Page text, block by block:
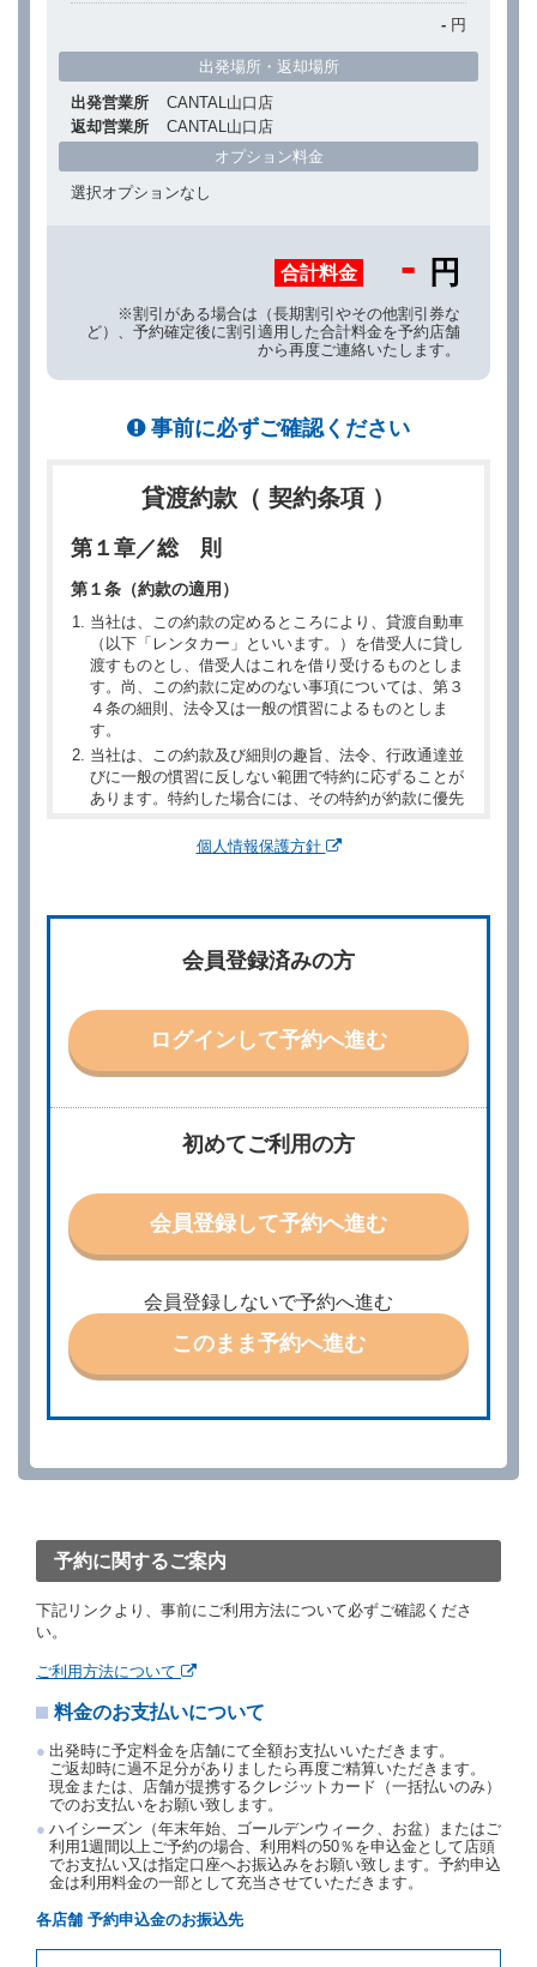
- 円
出発場所・返却場所
出発営業所
CANTAL山口店
返却営業所
CANTAL山口店
オプション料金
選択オプションなし
合計料金 - 円
※割引がある場合は（長期割引やその他割引券な
ど）、予約確定後に割引適用した合計料金を予約店舗
から再度ご連絡いたします。
事前に必ずご確認ください
貸渡約款（ 契約条項 ）
第１章／総 則
第１条（約款の適用）
当社は、この約款の定めるところにより、貸渡自動車
（以下「レンタカー」といいます。）を借受人に貸し
渡すものとし、借受人はこれを借り受けるものとしま
す。尚、この約款に定めのない事項については、第３
４条の細則、法令又は一般の慣習によるものとしま
す。
当社は、この約款及び細則の趣旨、法令、行政通達並
びに一般の慣習に反しない範囲で特約に応ずることが
あります。特約した場合には、その特約が約款に優先
別に定める料金表等に同意のうえ、別に定める方法に
他の借受条件（以下「借受条件」といいます。）を明
示して予約の申込みを行うことができます。なお、当
社は、電話連絡並びに電子メールによる予約に応じま
責任を負わないものとします。
当社は、借受人から予約の申込みがあったときは、原
則として、当社の保有するレンタカーの範囲内で予約
特に認める場合を除き、別に定める予約申込金を支払
うものとします。
第３条（予約の変更）
借受人は、前条第１項の借受条件を変更しようとする
ときは、あらかじめ当社の承諾を受けなければならな
いものとします。
第４条（予約の取消し等）
ができます。
を１時間以上経過してもレンタカー貸渡契約（以下
約取消手数料を当社に支払うものとし、当社は、この
予約取消手数料の支払いがあったときは、受領済の予
約申込金を借受人に返還するものとします。
当社の都合により、予約が取り消されたとき、又は貸
約申込金を返還するものとします。
若しくは当社のいずれの責にもよらない事由により貸
たものとします。この場合、当社は受領済の予約申込
金を返還するものとします。
第５条（代替レンタカー）
当社は、借受人から予約のあった車種クラスのレンタ
カーを貸し渡すことができないときは、予約と異なる
車種クラスのレンタカー（以下「代替レンタカー」と
いいます。）の貸渡しを申し入れることができるもの
とします。
個人情報保護方針
初めてご利用の方
会員登録して予約へ進む
会員登録しないで予約へ進む
このまま予約へ進む
会員登録済みの方
ログインして予約へ進む
予約に関するご案内
下記リンクより、事前にご利用方法について必ずご確認くださ
い。
ご利用方法について
料金のお支払いについて
出発時に予定料金を店舗にて全額お支払いいただきます。
ご返却時に過不足分がありましたら再度ご精算いただきます。
現金または、店舗が提携するクレジットカード（一括払いのみ）
でのお支払いをお願い致します。
ハイシーズン（年末年始、ゴールデンウィーク、お盆）またはご
利用1週間以上ご予約の場合、利用料の50％を申込金として店頭
でお支払い又は指定口座へお振込みをお願い致します。予約申込
金は利用料金の一部として充当させていただきます。
各店舗 予約申込金のお振込先